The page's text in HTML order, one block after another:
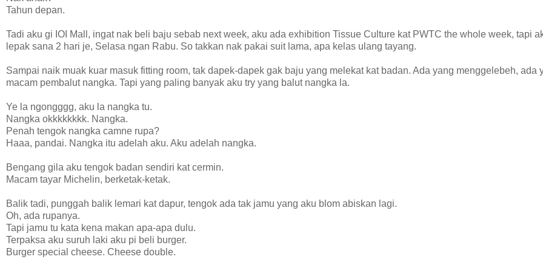
Tahun depan.
Tadi aku gi IOI Mall, ingat nak beli baju sebab next week, aku ada exhibition Tissue Culture kat PWTC the whole week, tapi
lepak sana 2 hari je, Selasa ngan Rabu. So takkan nak pakai suit lama, apa kelas ulang tayang.
Sampai naik muak kuar masuk fitting room, tak dapek-dapek gak baju yang melekat kat badan. Ada yang menggelebeh, ada
macam pembalut nangka. Tapi yang paling banyak aku try yang balut nangka la.
Ye la ngongggg, aku la nangka tu.
Nangka okkkkkkkk. Nangka.
Penah tengok nangka camne rupa?
Haaa, pandai. Nangka itu adelah aku. Aku adelah nangka.
Bengang gila aku tengok badan sendiri kat cermin.
Macam tayar Michelin, berketak-ketak.
Balik tadi, punggah balik lemari kat dapur, tengok ada tak jamu yang aku blom abiskan lagi.
Oh, ada rupanya.
Tapi jamu tu kata kena makan apa-apa dulu.
Terpaksa aku suruh laki aku pi beli burger.
Burger special cheese. Cheese double.